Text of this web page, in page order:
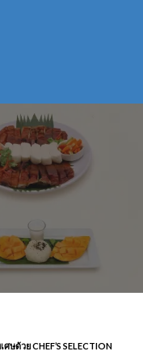
ด้วย CHEF’S SELECTION